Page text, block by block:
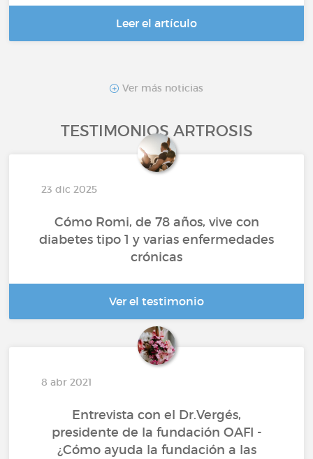
Leer el artículo
Ver más noticias
TESTIMONIOS ARTROSIS
23 dic 2025
Cómo Romi, de 78 años, vive con
diabetes tipo 1 y varias enfermedades
crónicas
Ver el testimonio
8 abr 2021
Entrevista con el Dr.Vergés,
presidente de la fundación OAFI -
¿Cómo ayuda la fundación a las